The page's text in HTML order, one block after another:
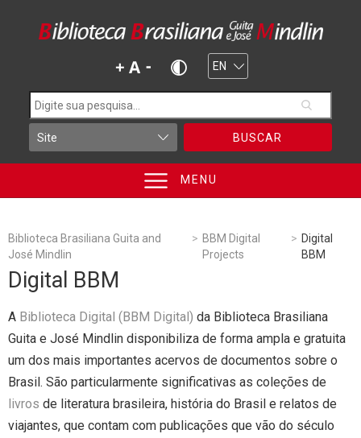
BUSCAR
MENU
Biblioteca Brasiliana Guita and
José Mindlin
> BBM Digital
Projects
> Digital
BBM
Digital BBM
A Biblioteca Digital (BBM Digital) da Biblioteca Brasiliana
Guita e José Mindlin disponibiliza de forma ampla e gratuita
um dos mais importantes acervos de documentos sobre o
Brasil. São particularmente significativas as coleções de
livros de literatura brasileira, história do Brasil e relatos de
viajantes, que contam com publicações que vão do século